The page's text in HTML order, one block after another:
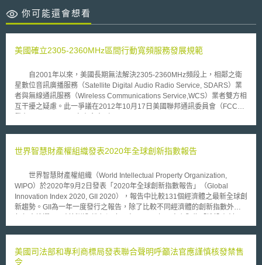
你可能還會想看
美國確立2305-2360MHz區間行動寬頻服務發展規範
自2001年以來，美國長期無法解決2305-2360MHz頻段上，相鄰之衛
星數位音訊廣播服務（Satellite Digital Audio Radio Service, SDARS）業
者與無線通訊服務（Wireless Communications Service,WCS）業者雙方相
互干擾之疑慮。此一爭議在2012年10月17日美國聯邦通訊委員會（FCC）
稱12-130命令）後獲得解決。 使用頻段位於2305-2320MHz與2345-
訊廣播服務(SDARS)由於個別之訊號傳輸技術差異大，並且長久以來無法在
眾能繼續享有高品質的衛星廣播服務，FCC本次針對2010年所頒布之命令
(FCC10-82)進行再次修訂與檢討 ，以確立位於2.3GHz頻帶WCS所屬之頻
段得發展新興寬頻服務，並促進SDARS地面中繼起器(terrestrial repeaters)
之佈署及運作更加彈性化。 12-130命令之頒布，可視為WCS頻帶發展
制訂各項參數與管理規則，一方面降低WCS營運時對於SDARS接收者可能
世界智慧財產權組織發表2020年全球創新指數報告
世界智慧財產權組織（World Intellectual Property Organization,
WIPO）於2020年9月2日發表「2020年全球創新指數報告」（Global
Innovation Index 2020, GII 2020），報告中比較131個經濟體之最新全球創
新趨勢。GII為一年一度發行之報告，除了比較不同經濟體的創新指數外，
新？」（WHO WILL FINANCE INNOVATION?）。 GII的報告評比，區
capital and research）、基礎建設（Infrastructure）、市場成熟度
（Market Sophistication）、企業成熟度（Business sophistication）、知
美國司法部和專利商標局發表聯合聲明呼籲法官應謹慎核發禁售
令